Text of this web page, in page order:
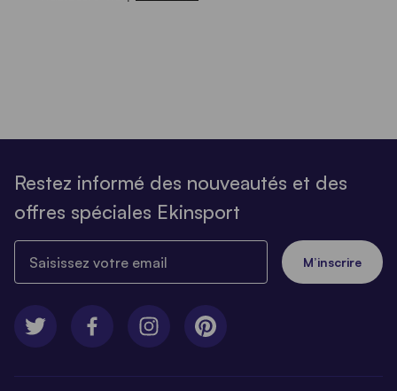
Restez informé des nouveautés et des
offres spéciales Ekinsport
M’inscrire